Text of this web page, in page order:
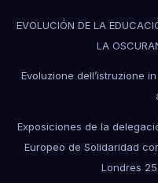
EVOLUCIÓN DE LA
LA
Evoluzione dell’istruzione
Exposiciones de la
Europeo de Solidaridad
Londres